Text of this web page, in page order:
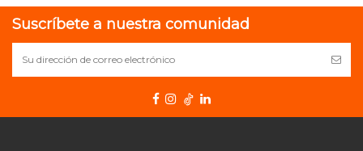
Suscríbete a nuestra comunidad